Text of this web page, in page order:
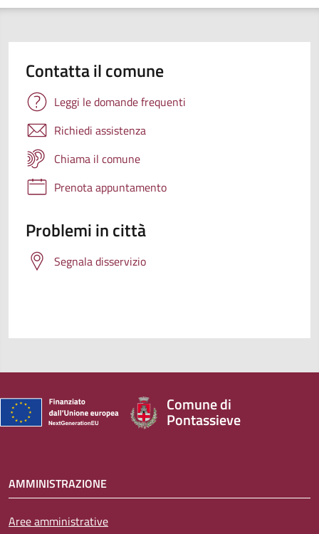
Contatta il comune
Leggi le domande frequenti
Richiedi assistenza
Chiama il comune
Prenota appuntamento
Problemi in città
Segnala disservizio
Comune di
Pontassieve
AMMINISTRAZIONE
Aree amministrative